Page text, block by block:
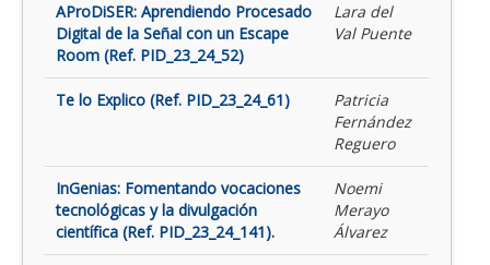
AProDiSER: Aprendiendo Procesado
Digital de la Señal con un Escape
Room (Ref. PID_23_24_52)
Lara del
Val Puente
Te lo Explico (Ref. PID_23_24_61)
Patricia
Fernández
Reguero
InGenias: Fomentando vocaciones
tecnológicas y la divulgación
científica (Ref. PID_23_24_141).
Noemi
Merayo
Álvarez